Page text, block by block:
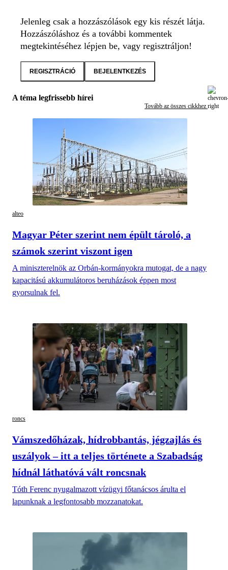
Jelenleg csak a hozzászólások egy kis részét látja.
Hozzászóláshoz és a további kommentek
megtekintéséhez lépjen be, vagy regisztráljon!
REGISZTRÁCIÓ BEJELENTKEZÉS
A téma legfrissebb hírei
Tovább az összes cikkhez
alteo
Magyar Péter szerint nem épült tároló, a
számok szerint viszont igen
A miniszterelnök az Orbán-kormányokra mutogat, de a nagy
kapacitású akkumulátoros beruházások éppen most
gyorsulnak fel.
roncs
Vámszedőházak, hídrobbantás, jégzajlás és
uszályok – itt a teljes története a Szabadság
hídnál láthatóvá vált roncsnak
Tóth Ferenc nyugalmazott vízügyi főtanácsos árulta el
lapunknak a legfontosabb mozzanatokat.